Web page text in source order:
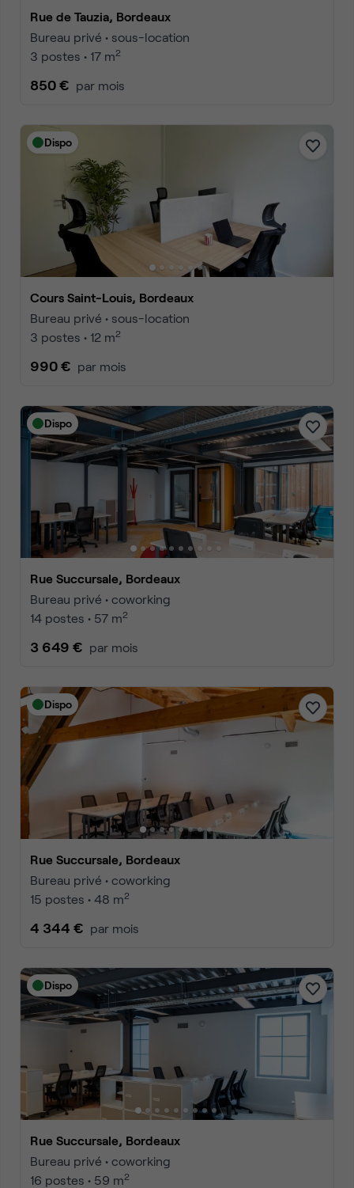
Rue de Tauzia, Bordeaux
Bureau privé • sous-location
3 postes • 17 m2
850 € par mois
Dispo
Cours Saint-Louis, Bordeaux
Bureau privé • sous-location
3 postes • 12 m2
990 € par mois
Dispo
Rue Succursale, Bordeaux
Bureau privé • coworking
14 postes • 57 m2
3 649 € par mois
Dispo
Rue Succursale, Bordeaux
Bureau privé • coworking
15 postes • 48 m2
4 344 € par mois
Dispo
Rue Succursale, Bordeaux
Bureau privé • coworking
16 postes • 59 m2